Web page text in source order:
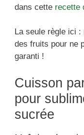
dans cette recette
La seule règle ici :
des fruits pour ne
garanti !
Cuisson
pour
sucrée